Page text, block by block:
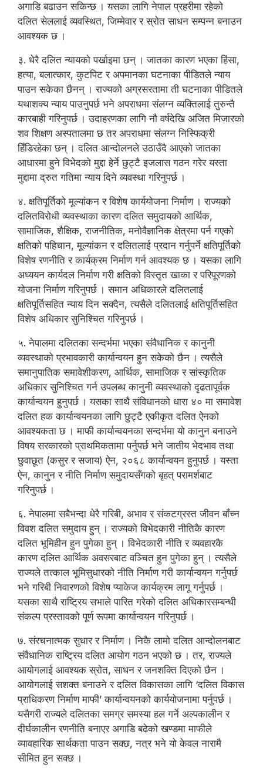
अगाडि बढाउन सकिन्छ । यसका लागि नेपाल प्रहरीमा रहेको
दलित सेललाई व्यवस्थित, जिम्मेवार र स्रोत साधन सम्पन्न बनाउन
आवश्यक छ ।
३. धेरै दलित न्यायको पर्खाइमा छन् । जातका कारण भएका हिंसा,
हत्या, बलात्कार, कुटपिट र अपमानका घटनाका पीडितले न्याय
पाउन सकेका छैनन् । राज्यको अग्रसरतामा ती घटनाका पीडितले
यथाशक्य न्याय पाउनुपर्छ भने अपराधमा संलग्न व्यक्तिलाई तुरुन्तै
कारबाही गरिनुपर्छ । उदाहरणका लागि नौ वर्षदेखि अजित मिजारको
शव शिक्षण अस्पतालमा छ तर अपराधमा संलग्न निस्फिक्री
हिँडिरहेका छन् । दलित आन्दोलनले उठाउँदै आएको जातका
आधारमा हुने विभेदको मुद्दा हेर्ने छुट्टै इजलास गठन गरेर यस्ता
मुद्दामा द्रुत गतिमा न्याय दिने व्यवस्था गरिनुपर्छ ।
४. क्षतिपूर्तिको मूल्यांकन र विशेष कार्ययोजना निर्माण । राज्यको
दलितविरोधी व्यवस्थाका कारण दलित समुदायको आर्थिक,
सामाजिक, शैक्षिक, राजनीतिक, मनोवैज्ञानिक क्षेत्रमा पर्न गएको
क्षतिको पहिचान, मूल्यांकन र दलितलाई प्रदान गर्नुपर्ने क्षतिपूर्तिको
विशेष रणनीति र कार्यक्रम निर्माण गर्न आवश्यक छ । यसका लागि
अध्ययन कार्यदल निर्माण गरी क्षतिको विस्तृत खाका र परिपूरणको
योजना निर्माण गरिनुपर्छ । समान अधिकारले दलितलाई
क्षतिपूर्तिसहित न्याय दिन सक्दैन, त्यसैले दलितलाई क्षतिपूर्तिसहित
विशेष अधिकार सुनिश्चित गरिनुपर्छ ।
५. नेपालमा दलितका सन्दर्भमा भएका संवैधानिक र कानुनी
व्यवस्थाको प्रभावकारी कार्यान्वयन हुन सकेको छैन । त्यसैले
समानुपातिक समावेशीकरण, आर्थिक, सामाजिक र सांस्कृतिक
अधिकार सुनिश्चित गर्न उपलब्ध कानुनी व्यवस्थाको दृढतापूर्वक
कार्यान्वयन हुनुपर्छ । यसका साथै संविधानको धारा ४० मा समावेश
दलित हक कार्यान्वयनका लागि छुट्टै एकीकृत दलित ऐनको
आवश्यकता छ । माफी कार्यान्वयनका सन्दर्भमा यो कानुन बनाउने
विषय सरकारको प्राथमिकतामा पर्नुपर्छ भने जातीय भेदभाव तथा
छुवाछूत (कसुर र सजाय) ऐन, २०६८ कार्यान्वयन हुनुपर्छ । यस्ता
ऐन, कानुन र नीति निर्माण समुदायसँगको बृहत् परामर्शबाट
गरिनुपर्छ ।
६. नेपालमा सबैभन्दा धेरै गरिबी, अभाव र संकटग्रस्त जीवन बाँच्न
विवश दलित समुदाय हुन् । राज्यको विभेदकारी नीतिकै कारण
दलित भूमिहीन हुन पुगेका हुन् । विभेदकारी नीति र व्यवहारकै
कारण दलित आर्थिक अवसरबाट वञ्चित हुन पुगेका हुन् । त्यसैले
राज्यले तत्काल भूमिसुधारको नीति निर्माण गरी कार्यान्वयन गर्नुपर्छ
भने गरिबी निवारणको विशेष प्याकेज कार्यक्रम लागू गर्नुपर्छ ।
यसका साथै राष्ट्रिय सभाले पारित गरेको दलित अधिकारसम्बन्धी
संकल्प प्रस्तावको पूर्ण रूपमा कार्यान्वयन गरिनुपर्छ ।
७. संरचनात्मक सुधार र निर्माण । निकै लामो दलित आन्दोलनबाट
संवैधानिक राष्ट्रिय दलित आयोग गठन भएको छ । तर, राज्यले
आयोगलाई आवश्यक स्रोत, साधन र जनशक्ति दिएको छैन ।
आयोगलाई सशक्त बनाउने र दलित विकासका लागि ‘दलित विकास
प्राधिकरण निर्माण माफी’ कार्यान्वयनको कार्ययोजनामा पर्नुपर्छ ।
यसैगरी राज्यले दलितका समग्र समस्या हल गर्ने अल्पकालीन र
दीर्घकालीन रणनीति बनाएर अगाडि बढेको खण्डमा माफीले
व्यावहारिक सार्थकता पाउन सक्छ, नत्र भने यो केवल नारामै
सीमित हुन सक्छ ।